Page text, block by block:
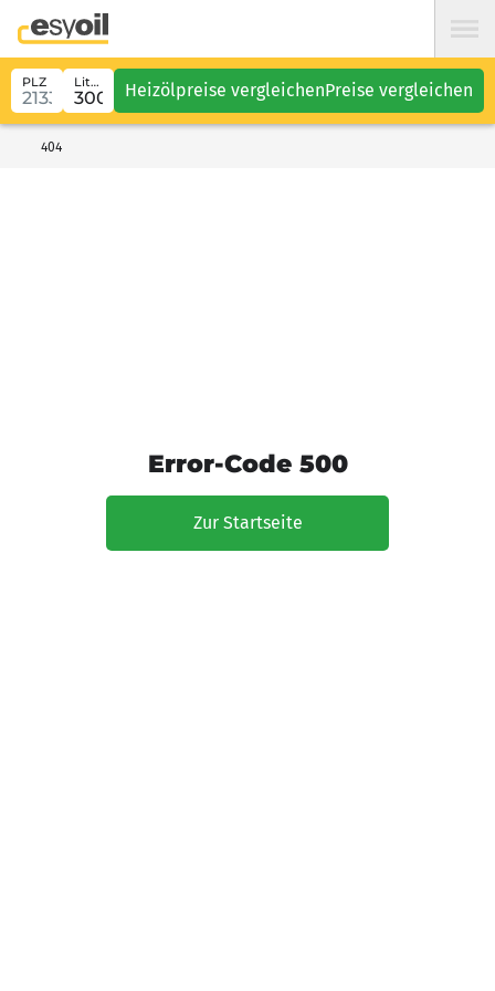
PLZ Liter Heizölpreise vergleichenPreise vergleichen
404
Error-Code 500
Zur Startseite